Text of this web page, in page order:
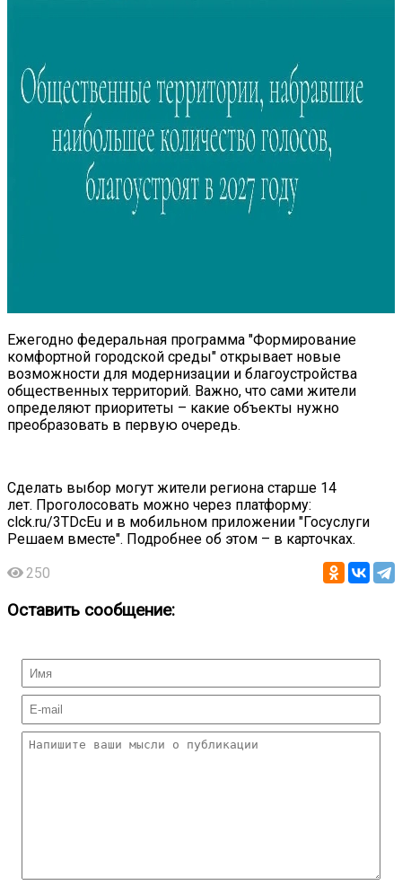
Ежегодно федеральная программа "Формирование
комфортной городской среды" открывает новые
возможности для модернизации и благоустройства
общественных территорий. Важно, что сами жители
определяют приоритеты – какие объекты нужно
преобразовать в первую очередь.
Сделать выбор могут жители региона старше 14
лет. Проголосовать можно через платформу:
clck.ru/3TDcEu и в мобильном приложении "Госуслуги
Решаем вместе". Подробнее об этом – в карточках.
250
Оставить сообщение: